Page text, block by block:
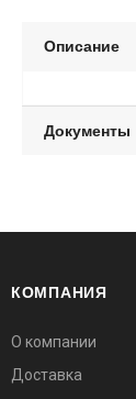
Описание
Документы
КОМПАНИЯ
О компании
Доставка